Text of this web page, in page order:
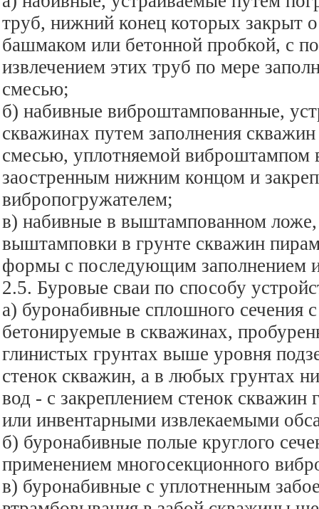
труб, нижний конец которых закрыт
башмаком или бетонной пробкой, с
извлечением этих труб по мере
смесью;
б) набивные виброштампованные,
скважинах путем заполнения
смесью, уплотняемой виброштампом
заостренным нижним концом и
вибропогружателем;
в) набивные в выштампованном
выштамповки в грунте скважин
формы с последующим заполнением
2.5. Буровые сваи по способу
а) буронабивные сплошного сечения
бетонируемые в скважинах,
глинистых грунтах выше уровня
стенок скважин, а в любых грунтах
вод - с закреплением стенок скважин
или инвентарными извлекаемыми
б) буронабивные полые круглого
применением многосекционного
в) буронабивные с уплотненным